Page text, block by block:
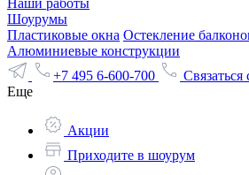
Наши работы
Шоурумы
Пластиковые окна Остекление
Алюминиевые конструкции
+7 495 6-600-700
Связаться
Еще
Акции
Приходите в шоурум